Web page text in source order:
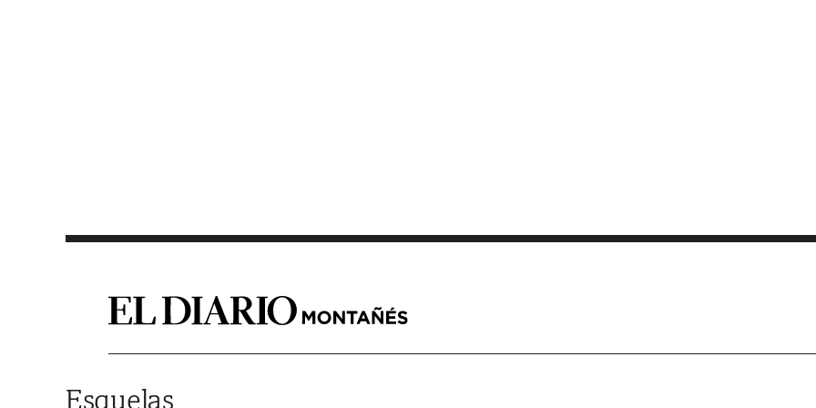
Esquelas